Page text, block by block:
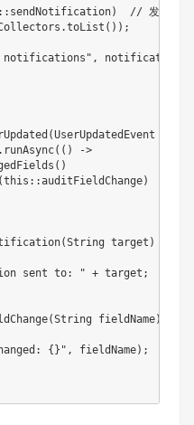
:: sendNotification)
// 发送通知
.toList ( ) ) ;
notifications" , notifications
(UserUpdatedEvent
. runAsync( ( )
->
( )
(this ::auditFieldChange)
(String target )
sent to: " + target ;
(String fieldName)
{}" , fieldName) ;